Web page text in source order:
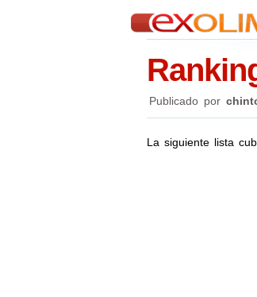
Publicado por
La siguiente lista